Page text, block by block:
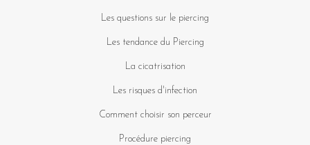
Les questions sur le piercing
Les tendance du Piercing
La cicatrisation
Les risques d'infection
Comment choisir son perceur
Procédure piercing